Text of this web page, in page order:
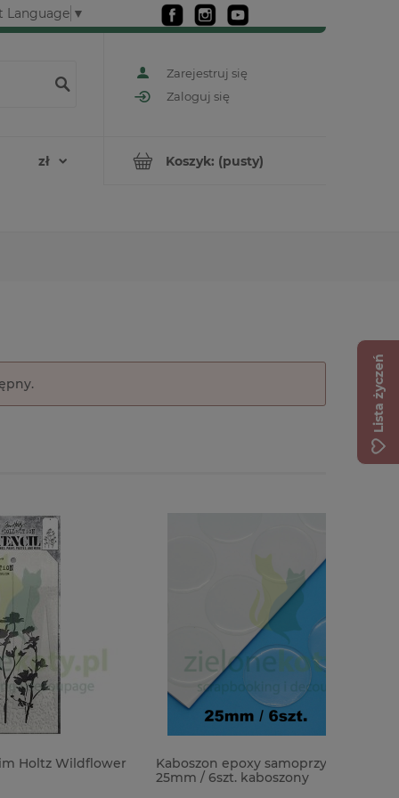
Language ▼
Zarejestruj się
Zaloguj się
Koszyk: (pusty)
Kaboszon epoxy samoprzylepny
25mm / 6szt. kaboszony
Lista życzeń